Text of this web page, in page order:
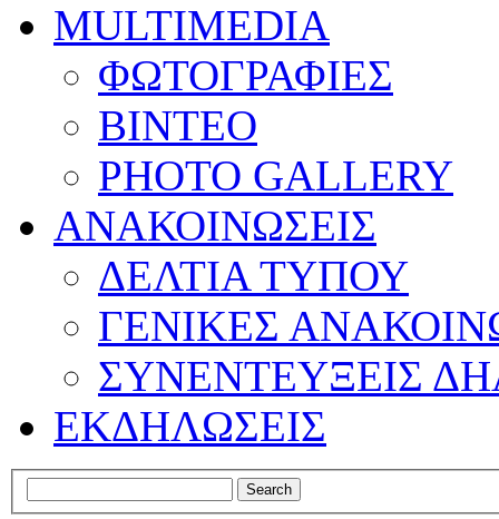
MULTIMEDIA
ΦΩΤΟΓΡΑΦΙΕΣ
ΒΙΝΤΕΟ
PHOTO GALLERY
ΑΝΑΚΟΙΝΩΣΕΙΣ
ΔΕΛΤΙΑ ΤΥΠΟΥ
ΓΕΝΙΚΕΣ
ΣΥΝΕΝΤΕΥΞΕΙΣ
ΕΚΔΗΛΩΣΕΙΣ